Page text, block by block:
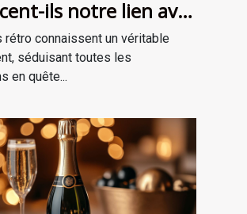
ils notre lien avec
rétro connaissent un véritable
séduisant toutes les
en quête...